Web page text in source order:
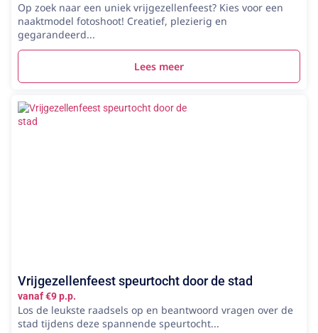
Op zoek naar een uniek vrijgezellenfeest? Kies voor een
naaktmodel fotoshoot! Creatief, plezierig en
gegarandeerd...
Lees meer
Vrijgezellenfeest speurtocht door de stad
vanaf €9 p.p.
Los de leukste raadsels op en beantwoord vragen over de
stad tijdens deze spannende speurtocht...